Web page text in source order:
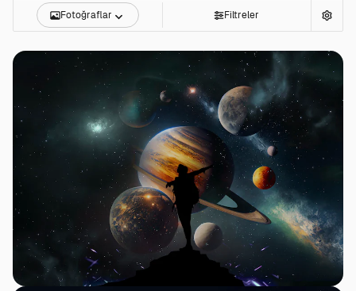
Fotoğraflar Filtreler